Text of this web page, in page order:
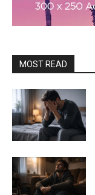
MOST READ